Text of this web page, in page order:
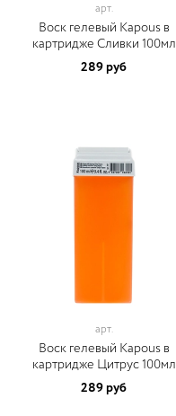
арт.
Воск гелевый Kapous в
картридже Сливки 100мл
289 руб
арт.
Воск гелевый Kapous в
картридже Цитрус 100мл
289 руб